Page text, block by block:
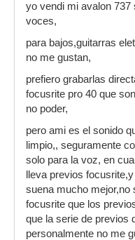
Pero la gran
opiniones para
yo vendi mi avalon 737
voces,
para bajos,guitarras
no me gustan,
prefiero grabarlas
focusrite pro 40 que
no poder,
pero ami es el sonido
limpio,, seguramente
solo para la voz, en
lleva previos
suena mucho mejor,no
focusrite que los
que la serie de previos
personalmente no me